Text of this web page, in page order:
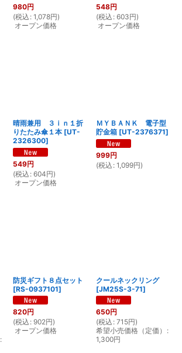
980円
(税込 : 1,078円)
オープン価格
548円
(税込 : 603円)
オープン価格
晴雨兼用 ３ｉｎ１折
りたたみ傘１本 [UT-
2326300]
549円
(税込 : 604円)
オープン価格
ＭＹＢＡＮＫ 電子型
貯金箱 [UT-2376371]
999円
(税込 : 1,099円)
:
防災ギフト８点セット
[RS-0937101]
820円
(税込 : 902円)
オープン価格
クールネックリング
[JM25S-3-71]
650円
(税込 : 715円)
希望小売価格（定価） :
1,300円